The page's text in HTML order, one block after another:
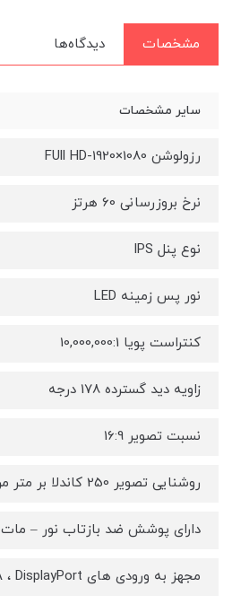
مشخصات دیدگاه‌ها
سایر مشخصات
رزولوشن 1080×1920-FUll HD
نرخ بروزرسانی 60 هرتز
نوع پنل IPS
نور پس زمینه LED
کنتراست پویا 10,000,000:1
زاویه دید گسترده 178 درجه
نسبت تصویر 16:9
روشنایی تصویر 250 کاندلا بر متر مربع
دارای پوشش ضد بازتاب نور – مات
مجهز به ورودی های VGA ، DisplayPort و HDMI